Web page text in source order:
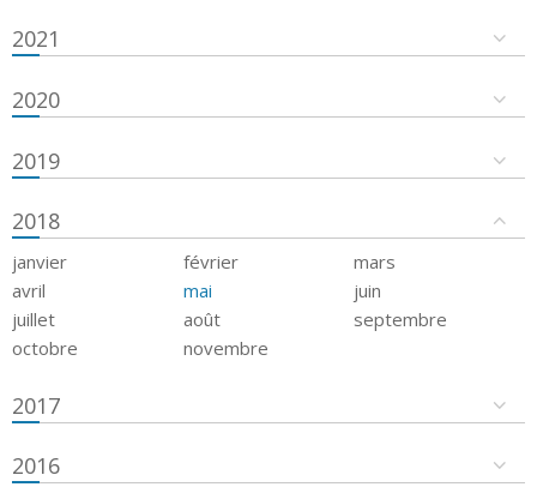
2021
2020
2019
2018
janvier février
mars
avril
mai
juin
juillet
août
septembre
octobre
novembre
2017
2016